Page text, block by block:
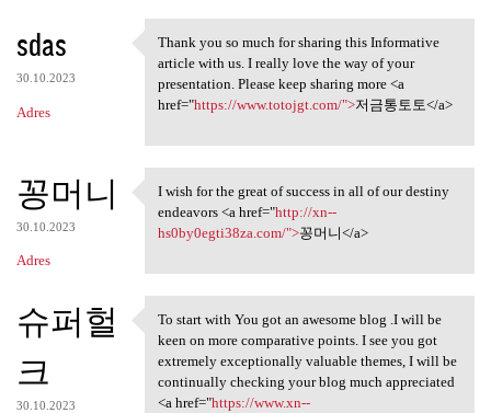
sdas
30.10.2023
Adres
Thank you so much for sharing
Thank you so much for sharing this Informative
article with us. I really love the way of your
presentation. Please keep sharing more <a
href="https://www.totojgt.com/">저금통토토</a>
꽁머니
30.10.2023
Adres
I wish for the great of
I wish for the great of success in all of our destiny
endeavors <a href="http://xn--
hs0by0egti38za.com/">꽁머니</a>
슈퍼헐
크
30.10.2023
To start with You got an
To start with You got an awesome blog .I will be
keen on more comparative points. I see you got
extremely exceptionally valuable themes, I will be
continually checking your blog much appreciated
<a href="https://www.xn--